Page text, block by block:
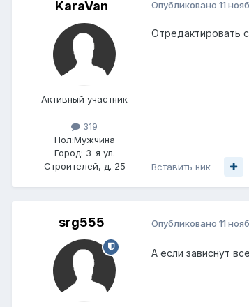
KaraVan
Активный участник
319
Пол:Мужчина
Город: 3-я ул.
Строителей, д. 25
Опубликовано 11
Отредактировать
Вставить ник
srg555 Опубликовано 11
А если зависнут